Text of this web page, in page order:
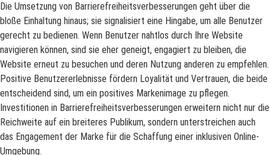
Die Umsetzung von Barrierefreiheitsverbesserungen geht über die
bloße Einhaltung hinaus; sie signalisiert eine Hingabe, um alle Benutzer
gerecht zu bedienen. Wenn Benutzer nahtlos durch Ihre Website
navigieren können, sind sie eher geneigt, engagiert zu bleiben, die
Website erneut zu besuchen und deren Nutzung anderen zu empfehlen.
Positive Benutzererlebnisse fördern Loyalität und Vertrauen, die beide
entscheidend sind, um ein positives Markenimage zu pflegen.
Investitionen in Barrierefreiheitsverbesserungen erweitern nicht nur die
Reichweite auf ein breiteres Publikum, sondern unterstreichen auch
das Engagement der Marke für die Schaffung einer inklusiven Online-
Umgebung.